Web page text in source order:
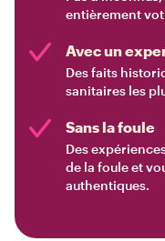
entièrement
Avec un
Des faits
sanitaires les
Sans la foule
Des
de la foule et
authentiques.